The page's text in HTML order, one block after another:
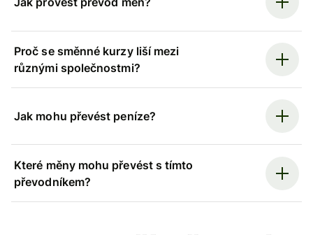
Proč se směnné kurzy liší mezi
různými společnostmi?
Jak mohu převést peníze?
Které měny mohu převést s tímto
převodníkem?